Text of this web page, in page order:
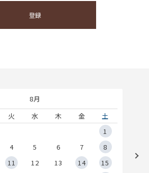
登録
8月
火 水 木 金
土
1
4 5 6 7
8
11 12 13 14
15